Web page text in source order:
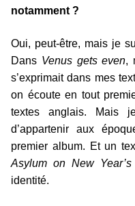
notamment ?
Oui, peut-être, mais je
Dans Venus gets even,
s’exprimait dans mes
on écoute en tout
textes anglais. Mais
d’appartenir aux
premier album. Et un
Asylum on New
identité.